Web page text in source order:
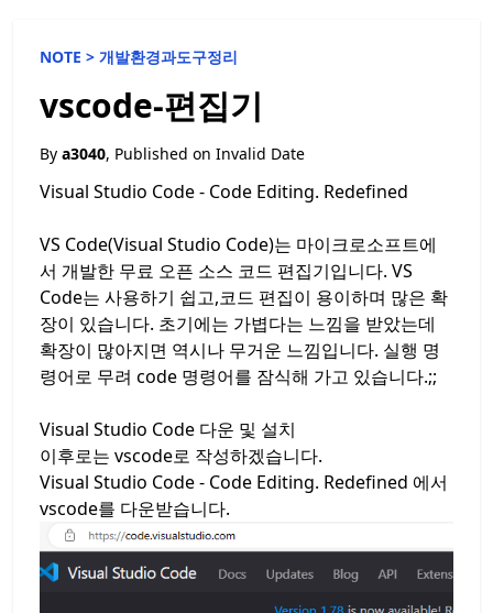
NOTE > 개발환경과도구정리
vscode-편집기
By a3040, Published on Invalid Date
Visual Studio Code - Code Editing. Redefined
VS Code(Visual Studio Code)는 마이크로소프트에
서 개발한 무료 오픈 소스 코드 편집기입니다. VS
Code는 사용하기 쉽고,코드 편집이 용이하며 많은 확
장이 있습니다. 초기에는 가볍다는 느낌을 받았는데
확장이 많아지면 역시나 무거운 느낌입니다. 실행 명
령어로 무려 code 명령어를 잠식해 가고 있습니다.;;
Visual Studio Code 다운 및 설치
이후로는 vscode로 작성하겠습니다.
Visual Studio Code - Code Editing. Redefined 에서
vscode를 다운받습니다.